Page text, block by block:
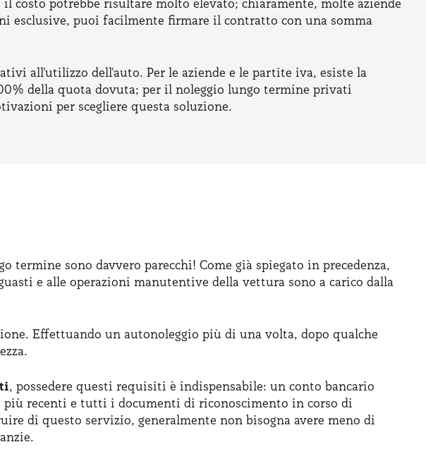
puoi facilmente firmare il contratto con una somma
all'utilizzo dell'auto. Per le aziende e le partite iva, esiste la
della quota dovuta; per il noleggio lungo termine privati
per scegliere questa soluzione.
sono davvero parecchi! Come già spiegato in precedenza,
e alle operazioni manutentive della vettura sono a carico dalla
Effettuando un autonoleggio più di una volta, dopo qualche
, possedere questi requisiti è indispensabile: un conto bancario
recenti e tutti i documenti di riconoscimento in corso di
di questo servizio, generalmente non bisogna avere meno di